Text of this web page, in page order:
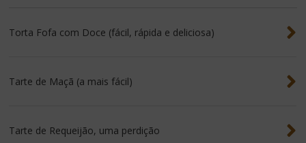
Torta Fofa com Doce (fácil, rápida e deliciosa)
Tarte de Maçã (a mais fácil)
Tarte de Requeijão, uma perdição